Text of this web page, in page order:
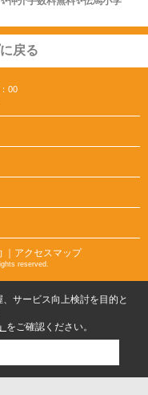
戻る
00
｜アクセスマップ
reserved.
サービス向上検討を目的と
をご確認ください。